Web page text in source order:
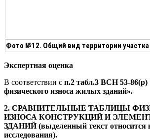
Фото №12. Общий вид территории
Экспертная оценка
В соответствии с п.2 табл.3 ВСН 53-
физического износа жилых зданий».
2. СРАВНИТЕЛЬНЫЕ ТАБЛИЦЫ
ИЗНОСА КОНСТРУКЦИЙ И
ЗДАНИЙ (выделенный текст относится
исследования).